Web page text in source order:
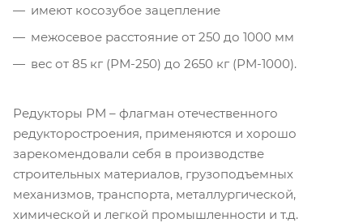
имеют косозубое зацепление
межосевое расстояние от 250 до 1000 мм
вес от 85 кг (РМ-250) до 2650 кг (РМ-1000).
Редукторы РМ – флагман отечественного
редукторостроения, применяются и хорошо
зарекомендовали себя в производстве
строительных материалов, грузоподъемных
механизмов, транспорта, металлургической,
химической и легкой промышленности и т.д.